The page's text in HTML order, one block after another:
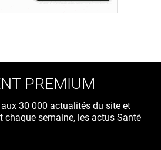
PREMIUM
30 000 actualités du site et
chaque semaine, les actus Santé